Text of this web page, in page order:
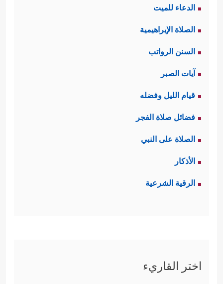
الدعاء للميت
الصلاة الإبراهيمية
السنن الرواتب
آيات الصبر
قيام الليل وفضله
فضائل صلاة الفجر
الصلاة على النبي
الأذكار
الرقية الشرعية
اختر القاريء